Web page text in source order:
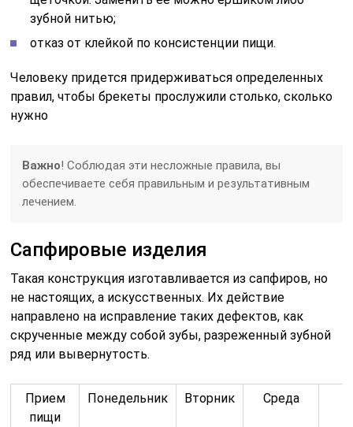
зубной нитью;
отказ от клейкой по консистенции пищи.
Человеку придется придерживаться определенных
правил, чтобы брекеты прослужили столько, сколько
нужно
Важно! Соблюдая эти несложные правила, вы
обеспечиваете себя правильным и результативным
лечением.
Сапфировые изделия
Такая конструкция изготавливается из сапфиров, но
не настоящих, а искусственных. Их действие
направлено на исправление таких дефектов, как
скрученные между собой зубы, разреженный зубной
ряд или вывернутость.
Прием
пищи
Понедельник Вторник Среда